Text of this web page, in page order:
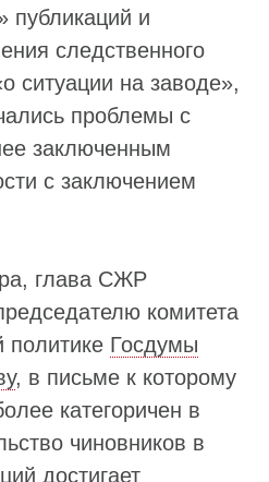
публикаций и
следственного
ситуации на заводе»,
проблемы с
заключенным
с заключением
глава СЖР
комитета
Госдумы
, в письме к которому
категоричен в
чиновников в
достигает